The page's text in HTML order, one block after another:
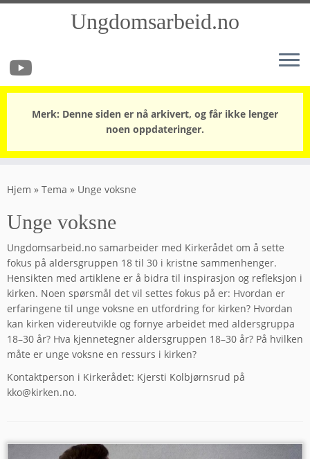
to
Ungdomsarbeid.no
Merk: Denne siden er nå arkivert, og får ikke lenger
noen oppdateringer.
Hjem » Tema » Unge voksne
Unge voksne
Ungdomsarbeid.no samarbeider med Kirkerådet om å sette
fokus på aldersgruppen 18 til 30 i kristne sammenhenger.
Hensikten med artiklene er å bidra til inspirasjon og refleksjon i
kirken. Noen spørsmål det vil settes fokus på er: Hvordan er
erfaringene til unge voksne en utfordring for kirken? Hvordan
kan kirken videreutvikle og fornye arbeidet med aldersgruppa
18–30 år? Hva kjennetegner aldersgruppen 18–30 år? På hvilken
måte er unge voksne en ressurs i kirken?
Kontaktperson i Kirkerådet: Kjersti Kolbjørnsrud på
kko@kirken.no.